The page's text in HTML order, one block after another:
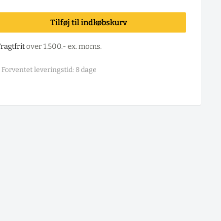
Tilføj til indkøbskurv
over 1.500.- ex. moms.
Forventet leveringstid: 8 dage